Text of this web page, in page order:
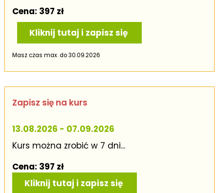
Cena: 397 zł
Kliknij tutaj i zapisz się
Masz czas max. do 30.09.2026
Zapisz się na kurs
13.08.2026 - 07.09.2026
Kurs można zrobić w 7 dni...
Cena: 397 zł
Kliknij tutaj i zapisz się